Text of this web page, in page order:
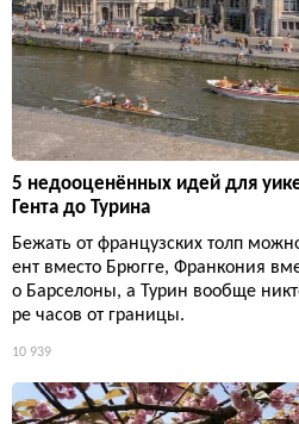
5 недооценённых идей для
Гента до Турина
Бежать от французских толп
ент вместо Брюгге, Франкония
о Барселоны, а Турин вообще
ре часов от границы.
10 939